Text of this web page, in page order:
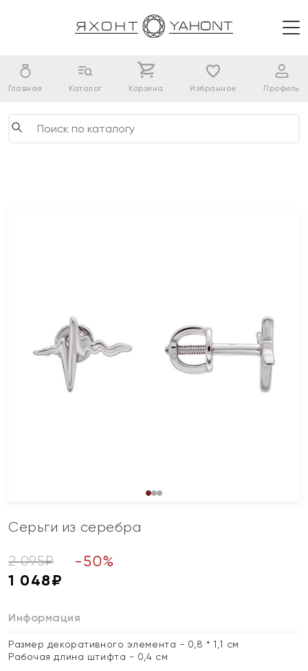
Главная Каталог Корзина Избранное Профиль
Серьги из серебра
2 095₽ -50%
1 048₽
Информация
Размер декоративного элемента - 0,8 * 1,1 см
Рабочая длина штифта - 0,4 см